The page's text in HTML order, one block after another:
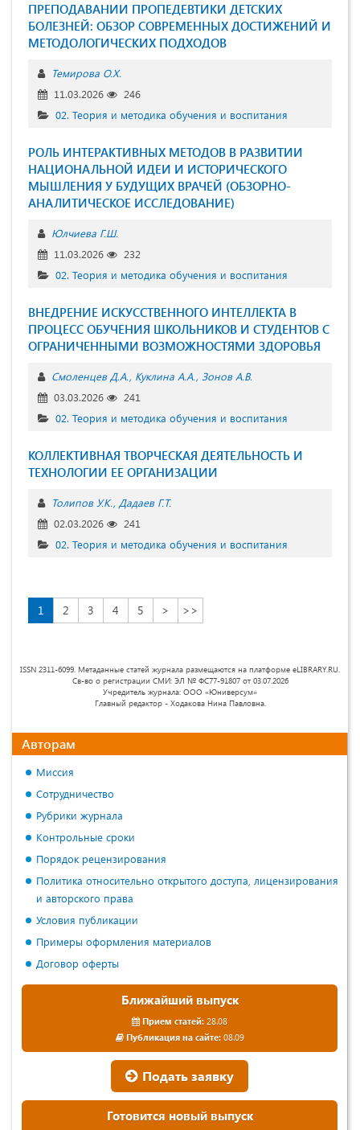
ПРЕПОДАВАНИИ ПРОПЕДЕВТИКИ ДЕТСКИХ
БОЛЕЗНЕЙ: ОБЗОР СОВРЕМЕННЫХ ДОСТИЖЕНИЙ И
МЕТОДОЛОГИЧЕСКИХ ПОДХОДОВ
Темирова О.Х.
11.03.2026
246
02. Теория и методика обучения и воспитания
РОЛЬ ИНТЕРАКТИВНЫХ МЕТОДОВ В РАЗВИТИИ
НАЦИОНАЛЬНОЙ ИДЕИ И ИСТОРИЧЕСКОГО
МЫШЛЕНИЯ У БУДУЩИХ ВРАЧЕЙ (ОБЗОРНО-
АНАЛИТИЧЕСКОЕ ИССЛЕДОВАНИЕ)
Юлчиева Г.Ш.
11.03.2026
232
02. Теория и методика обучения и воспитания
ВНЕДРЕНИЕ ИСКУССТВЕННОГО ИНТЕЛЛЕКТА В
ПРОЦЕСС ОБУЧЕНИЯ ШКОЛЬНИКОВ И СТУДЕНТОВ С
ОГРАНИЧЕННЫМИ ВОЗМОЖНОСТЯМИ ЗДОРОВЬЯ
Смоленцев Д.А. Куклина А.А. Зонов А.В.
03.03.2026
241
02. Теория и методика обучения и воспитания
КОЛЛЕКТИВНАЯ ТВОРЧЕСКАЯ ДЕЯТЕЛЬНОСТЬ И
ТЕХНОЛОГИИ ЕЕ ОРГАНИЗАЦИИ
Толипов У.К. Дадаев Г.Т.
02.03.2026
241
02. Теория и методика обучения и воспитания
1 2 3 4 5 > >>
ISSN 2311-6099. Метаданные статей журнала размещаются на платформе eLIBRARY.RU.
Св-во о регистрации СМИ: ЭЛ № ФС77-91807 от 03.07.2026
Учредитель журнала: ООО «Юниверсум»
Главный редактор - Ходакова Нина Павловна.
Авторам
Миссия
Сотрудничество
Рубрики журнала
Контрольные сроки
Порядок рецензирования
Политика относительно открытого доступа, лицензирования
и авторского права
Условия публикации
Примеры оформления материалов
Договор оферты
Ближайший выпуск
Прием статей: 28.08
Публикация на сайте:08.09
Подать заявку
Готовится новый выпуск